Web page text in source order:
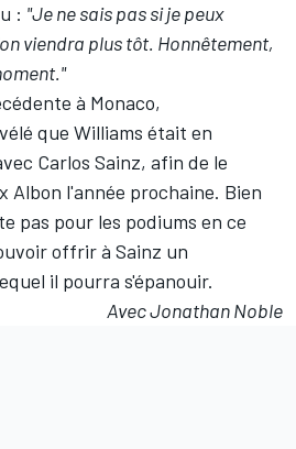
: "Je ne sais pas si je peux
viendra plus tôt. Honnêtement,
à Monaco,
que Williams était en
Carlos Sainz, afin de le
Albon l'année prochaine. Bien
pas pour les podiums en ce
offrir à Sainz un
il pourra s'épanouir.
Avec Jonathan Noble